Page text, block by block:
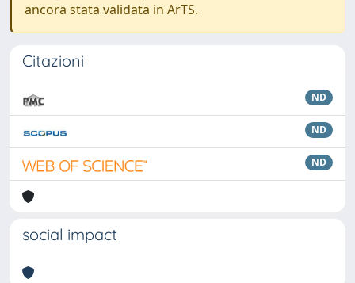
ancora stata validata in ArTS.
Citazioni
ND
ND
ND
social impact